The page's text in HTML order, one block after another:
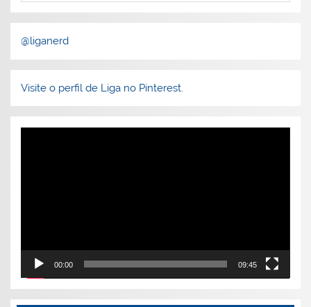
@liganerd
Visite o perfil de Liga no Pinterest.
Tocador
00:00 09:45